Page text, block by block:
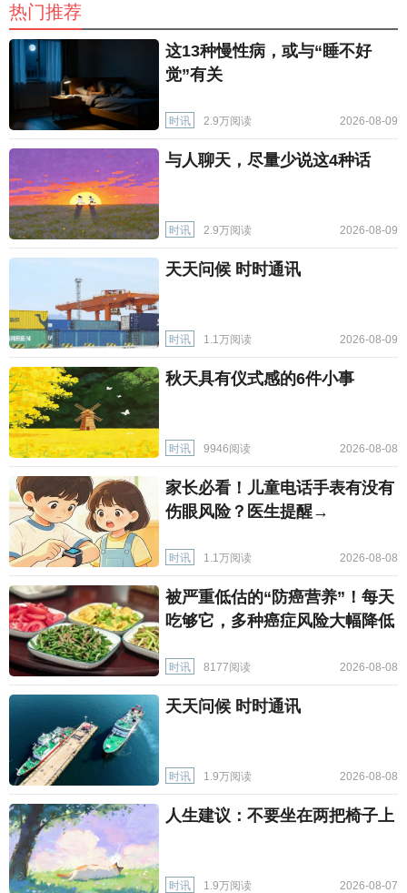
热门推荐
这13种慢性病，或与“睡不好
觉”有关
时讯 2.9万阅读 2026-08-09
与人聊天，尽量少说这4种话
时讯 2.9万阅读 2026-08-09
天天问候 时时通讯
时讯 1.1万阅读 2026-08-09
秋天具有仪式感的6件小事
时讯 9946阅读 2026-08-08
家长必看！儿童电话手表有没有
伤眼风险？医生提醒→
时讯 1.1万阅读 2026-08-08
被严重低估的“防癌营养”！每天
吃够它，多种癌症风险大幅降低
时讯 8177阅读 2026-08-08
天天问候 时时通讯
时讯 1.9万阅读 2026-08-08
人生建议：不要坐在两把椅子上
时讯 1.9万阅读 2026-08-07